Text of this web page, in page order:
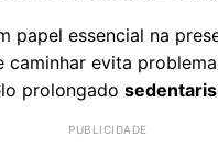
papel essencial na
evita
prolongado